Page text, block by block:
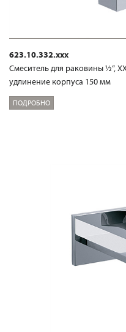
623.10.332.xxx
Смеситель для раковины ½“,
удлинение корпуса 150 мм
ПОДРОБНО